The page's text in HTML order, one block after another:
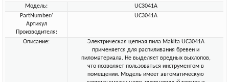
Модель:
UC3041A
PartNumber/
Артикул
Производителя:
UC3041A
Описание:
Электрическая цепная пила Makita UC3041A
применяется для распиливания бревен и
пиломатериала. Не выделяет вредных выхлопов,
что позволяет пользоваться инструментом в
помещении. Модель имеет автоматическую